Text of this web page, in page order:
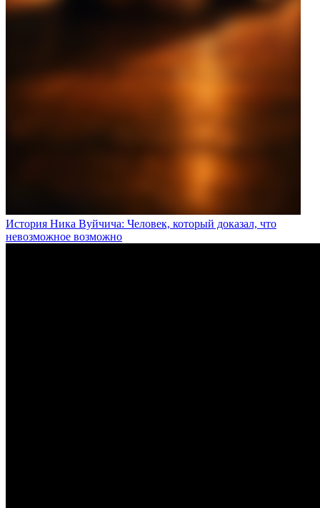
История Ника Вуйчича: Человек, который доказал, что
невозможное возможно